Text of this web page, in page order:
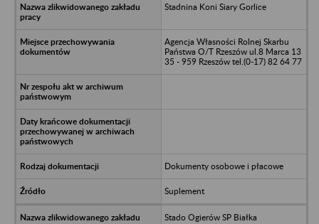
Stadnina Koni Siary Gorlice
Agencja Własności Rolnej Skarbu
Państwa O/T Rzeszów ul.8 Marca 13
35 - 959 Rzeszów tel.(0-17) 82 64 77
Dokumenty osobowe i płacowe
Suplement
Stado Ogierów SP Białka